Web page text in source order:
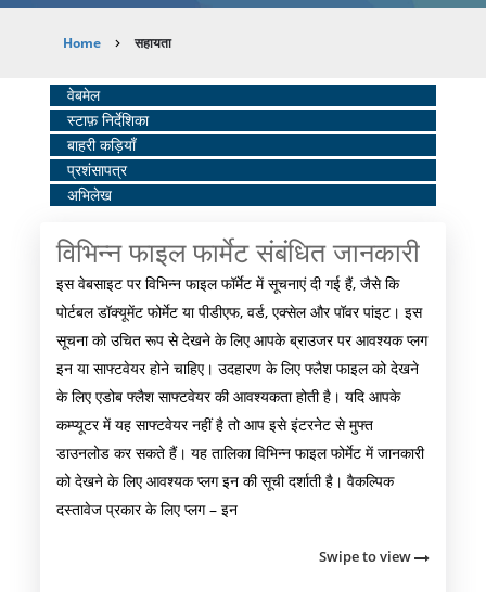
Breadcrumb
Home सहायता
Home
Middle
Menu
वेबमेल
स्टाफ़ निर्देशिका
बाहरी कड़ियाँ
प्रशंसापत्र
अभिलेख
विभिन्न फाइल फार्मेट संबंधित जानकारी
इस वेबसाइट पर विभिन्‍न फाइल फॉर्मेट में सूचनाएं दी गई हैं, जैसे कि
पोर्टबल डॉक्‍यूमेंट फोर्मेट या पीडीएफ, वर्ड, एक्‍सेल और पॉवर पांइट। इस
सूचना को उचित रूप से देखने के लिए आपके ब्राउजर पर आवश्‍यक प्‍लग
इन या साफ्टवेयर होने चाहिए। उदहारण के लिए फ्लैश फाइल को देखने
के लिए एडोब फ्लैश साफ्टवेयर की आवश्‍यकता होती है। यदि आपके
कम्‍प्‍यूटर में यह साफ्टवेयर नहीं है तो आप इसे इंटरनेट से मुफ्त
डाउनलोड कर सकते हैं। यह तालिका विभिन्‍न फाइल फोर्मेट में जानकारी
को देखने के लिए आवश्‍यक प्‍लग इन की सूची दर्शाती है। वैकल्पिक
दस्‍तावेज प्रकार के लिए प्‍लग – इन
Swipe to view